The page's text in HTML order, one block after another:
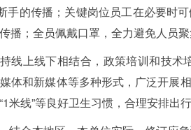
手的传播；关键岗位员工在必要
播；全员佩戴口罩，全力避免人员
线上线下相结合，政策培训和技
体和新媒体等多种形式，广泛开展
米线”等良好卫生习惯，合理安排出行